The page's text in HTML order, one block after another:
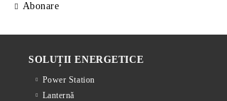
Abonare
SOLUȚII ENERGETICE
Power Station
Lanternă